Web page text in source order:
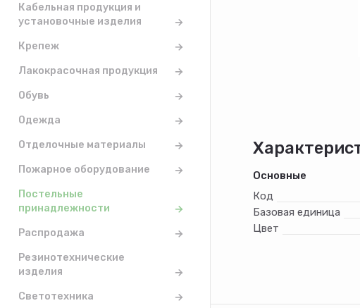
Кабельная продукция и
установочные изделия
Крепеж
Лакокрасочная продукция
Обувь
Одежда
Отделочные материалы
Пожарное оборудование
Постельные
принадлежности
Распродажа
Резинотехнические
изделия
Светотехника
Основные
Код
Базовая единица
Цвет